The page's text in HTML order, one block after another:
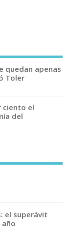
quedan apenas
Toler
ciento el
del
el superávit